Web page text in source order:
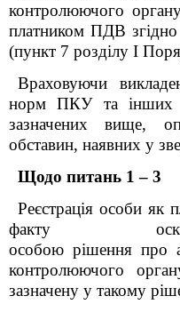
контролюючого
платником ПДВ
(пункт 7 розділу I
Враховуючи
норм ПКУ та інших
зазначених вище,
обставин, наявних у
Щодо питань 1 – 3
Реєстрація особи як
факту
особою рішення про
контролюючого
зазначену у такому